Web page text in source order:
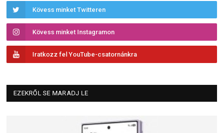
Kövess minket Twitteren
Kövess minket Instagramon
Iratkozz fel YouTube-csatornánkra
EZEKRŐL SE MARADJ LE